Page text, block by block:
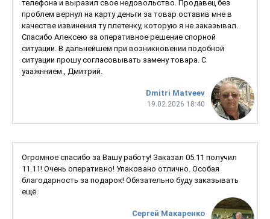
Dmitri Matveev
19.02.2026 18:40
телефона и выразил свое недовольство. Продавец без
проблем вернул на карту деньги за товар оставив мне в
качестве извинения ту плетенку, которую я не заказывал.
Спасибо Алексею за оперативное решение спорной
ситуации. В дальнейшем при возникновении подобной
ситуации прошу согласовывать замену товара. С
уаажннием., Дмитрий.
Сергей Макаренко
Огромное спасибо за Вашу работу! Заказал 05.11 получил
11.11! Очень оперативно! Упаковано отлично. Особая
благодарность за подарок! Обязательно буду заказывать
ещё.